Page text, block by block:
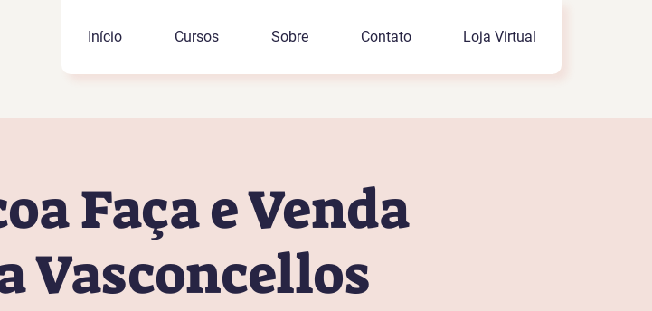
Início Cursos Sobre Contato Loja Virtual
Faça e Venda
Vasconcellos